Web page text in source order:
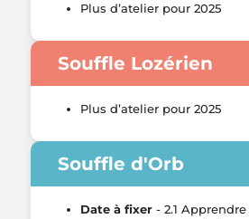
Plus d’atelier pour 2025
Souffle Lozérien
Plus d’atelier pour 2025
Souffle d'Orb
Date à fixer- 2.1